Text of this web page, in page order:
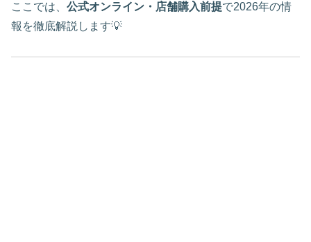
ここでは、 公式オンライン・店舗購入前提で2026年の情
報を徹底解説します💡